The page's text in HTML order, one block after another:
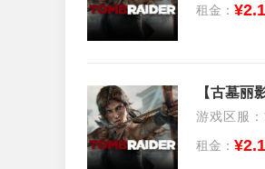
租金： ¥2.1
【古墓丽
游戏区服
租金： ¥2.1